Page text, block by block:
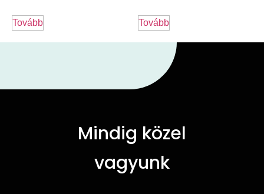
Tovább Tovább
Mindig közel
vagyunk